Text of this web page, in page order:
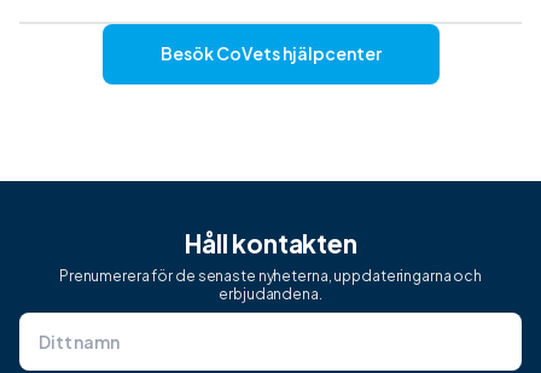
Besök CoVets hjälpcenter
Håll kontakten
Prenumerera för de senaste nyheterna, uppdateringarna och
erbjudandena.